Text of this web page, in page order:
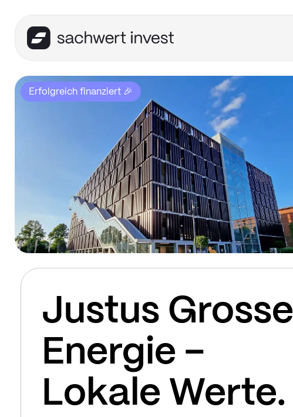
Erfolgreich finanziert 🎉
Justus Grosse
Energie –
Lokale Werte.